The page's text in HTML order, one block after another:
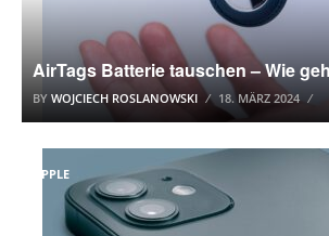
AirTags Batterie tauschen – Wie
BY WOJCIECH ROSLANOWSKI 18. MÄRZ 2024
APPLE